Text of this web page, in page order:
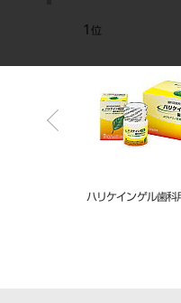
1 位
ハリケインゲル歯